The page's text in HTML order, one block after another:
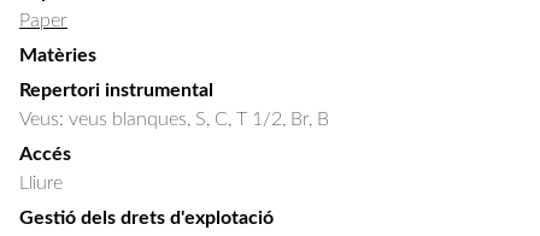
Paper
Matèries
Repertori instrumental
Veus: veus blanques, S, C, T 1/2, Br, B
Accés
Lliure
Gestió dels drets d'explotació